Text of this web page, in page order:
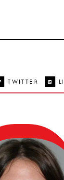
TWITTER